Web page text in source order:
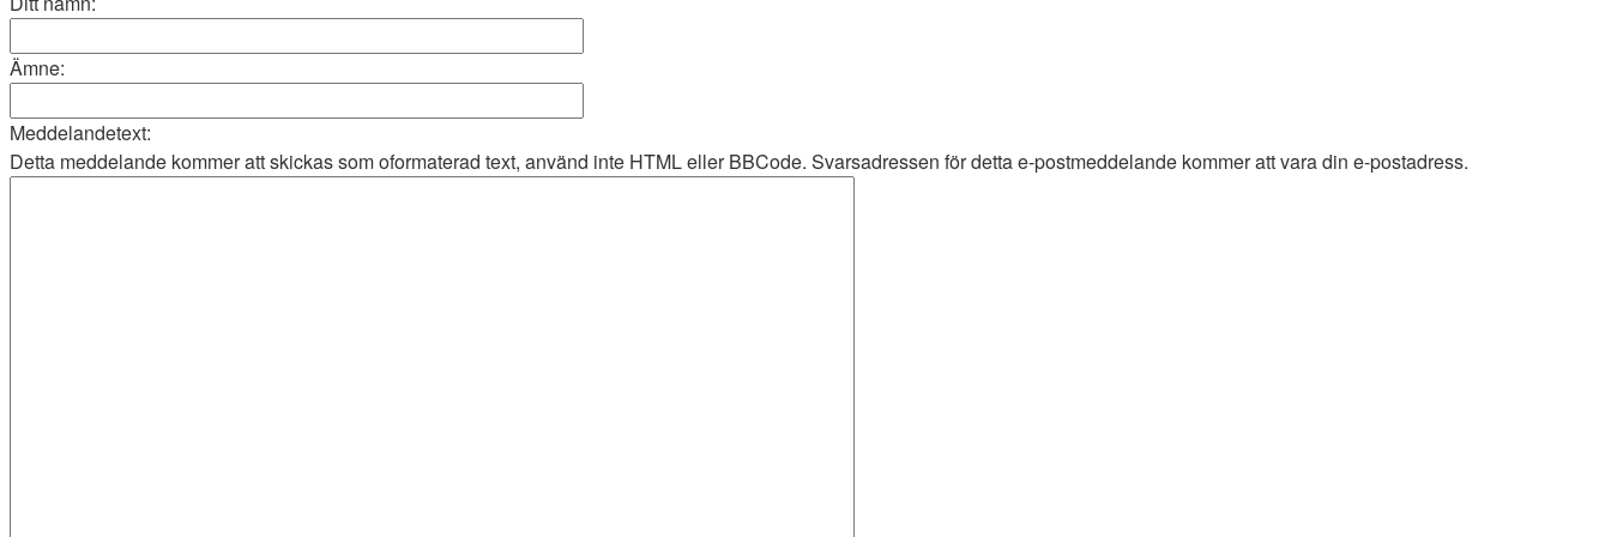
Ämne:
Meddelandetext:
Detta meddelande kommer att skickas som oformaterad text, använd inte HTML eller BBCode. Svarsadressen för detta e-postmeddelande kommer att vara din e-postadress.